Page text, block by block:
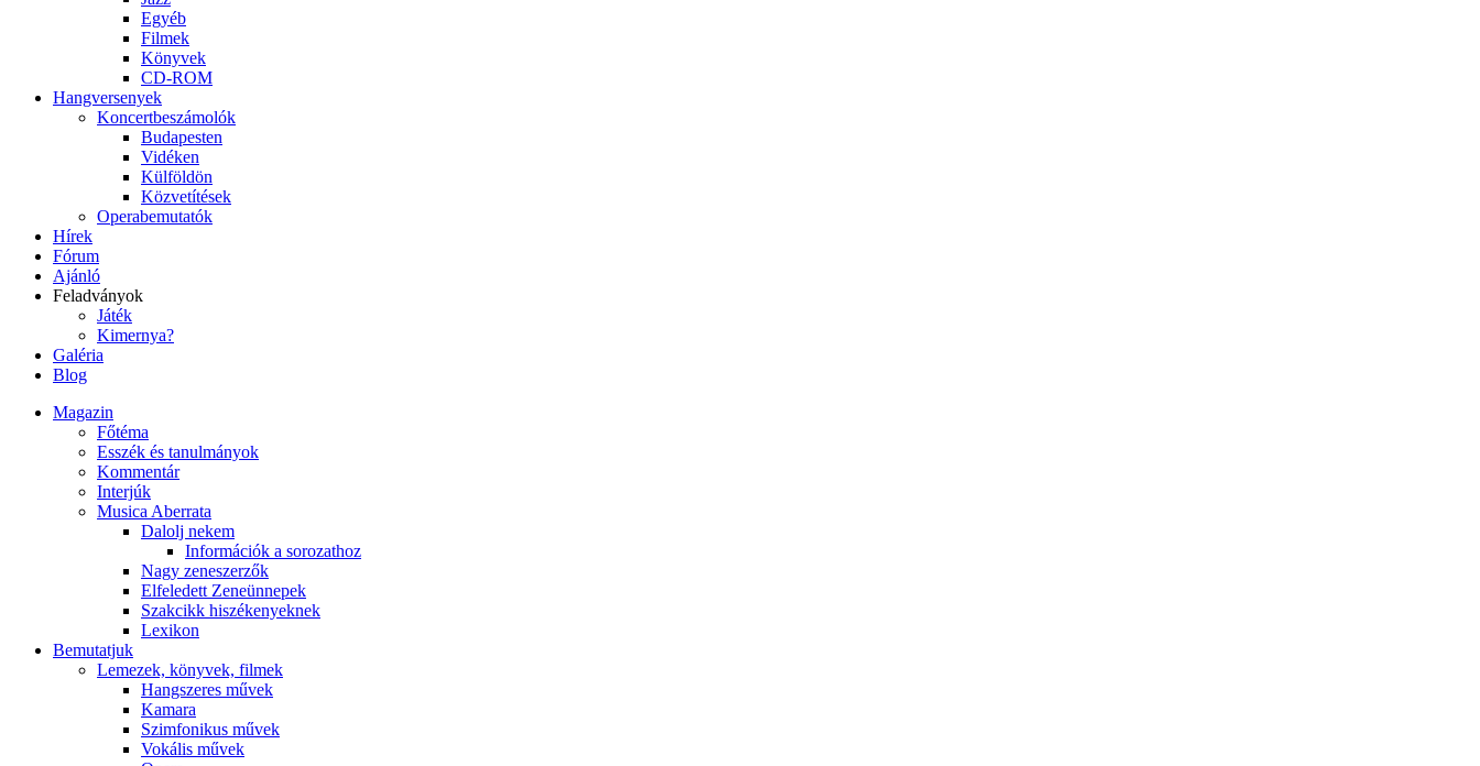
Egyéb
Filmek
Könyvek
CD-ROM
Hangversenyek
Koncertbeszámolók
Budapesten
Vidéken
Külföldön
Közvetítések
Operabemutatók
Hírek
Fórum
Ajánló
Feladványok
Játék
Kimernya?
Galéria
Blog
Magazin
Főtéma
Esszék és tanulmányok
Kommentár
Interjúk
Musica Aberrata
Dalolj nekem
Információk a sorozathoz
Nagy zeneszerzők
Elfeledett Zeneünnepek
Szakcikk hiszékenyeknek
Lexikon
Bemutatjuk
Lemezek, könyvek, filmek
Hangszeres művek
Kamara
Szimfonikus művek
Vokális művek